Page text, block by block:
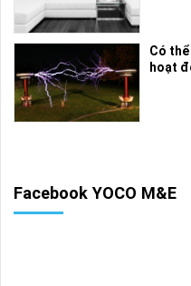
Có
hoạt
Facebook YOCO M&E